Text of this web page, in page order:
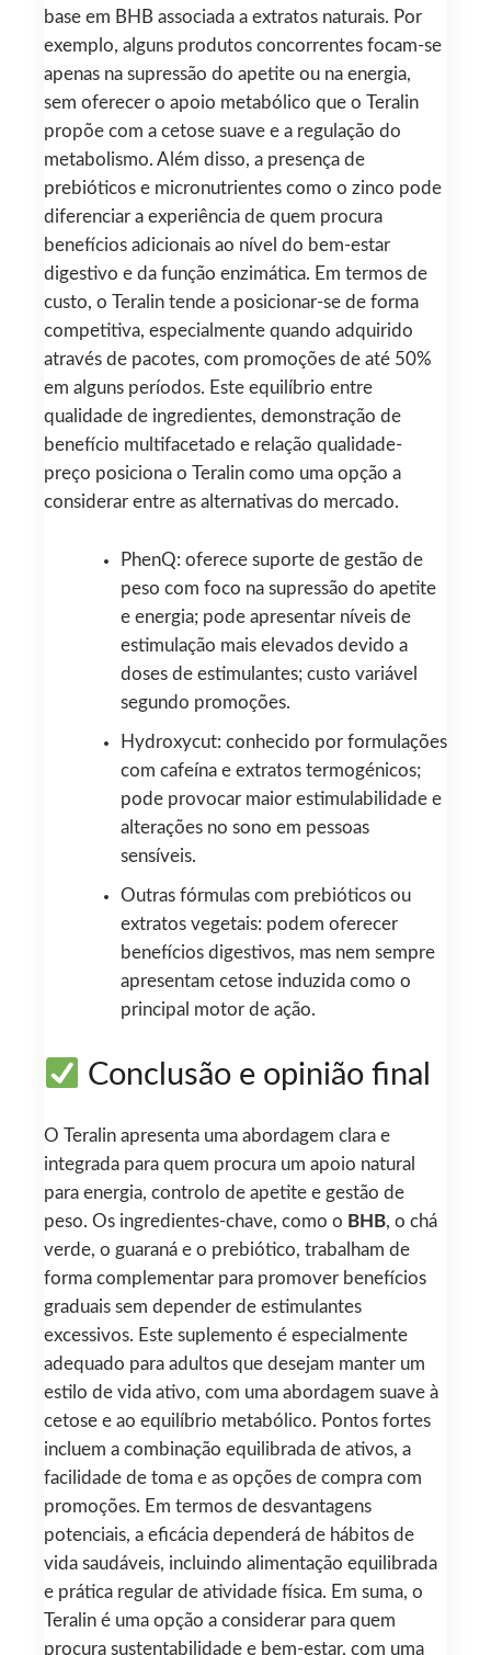
base em BHB associada a extratos naturais. Por
exemplo, alguns produtos concorrentes focam-se
apenas na supressão do apetite ou na energia,
sem oferecer o apoio metabólico que o Teralin
propõe com a cetose suave e a regulação do
metabolismo. Além disso, a presença de
prebióticos e micronutrientes como o zinco pode
diferenciar a experiência de quem procura
benefícios adicionais ao nível do bem-estar
digestivo e da função enzimática. Em termos de
custo, o Teralin tende a posicionar-se de forma
competitiva, especialmente quando adquirido
através de pacotes, com promoções de até 50%
em alguns períodos. Este equilíbrio entre
qualidade de ingredientes, demonstração de
benefício multifacetado e relação qualidade-
preço posiciona o Teralin como uma opção a
considerar entre as alternativas do mercado.
PhenQ: oferece suporte de gestão de
peso com foco na supressão do apetite
e energia; pode apresentar níveis de
estimulação mais elevados devido a
doses de estimulantes; custo variável
segundo promoções.
Hydroxycut: conhecido por formulações
com cafeína e extratos termogénicos;
pode provocar maior estimulabilidade e
alterações no sono em pessoas
sensíveis.
Outras fórmulas com prebióticos ou
extratos vegetais: podem oferecer
benefícios digestivos, mas nem sempre
apresentam cetose induzida como o
principal motor de ação.
Conclusão e opinião final
O Teralin apresenta uma abordagem clara e
integrada para quem procura um apoio natural
para energia, controlo de apetite e gestão de
peso. Os ingredientes-chave, como o BHB, o chá
verde, o guaraná e o prebiótico, trabalham de
forma complementar para promover benefícios
graduais sem depender de estimulantes
excessivos. Este suplemento é especialmente
adequado para adultos que desejam manter um
estilo de vida ativo, com uma abordagem suave à
cetose e ao equilíbrio metabólico. Pontos fortes
incluem a combinação equilibrada de ativos, a
facilidade de toma e as opções de compra com
promoções. Em termos de desvantagens
potenciais, a eficácia dependerá de hábitos de
vida saudáveis, incluindo alimentação equilibrada
e prática regular de atividade física. Em suma, o
Teralin é uma opção a considerar para quem
procura sustentabilidade e bem-estar, com uma